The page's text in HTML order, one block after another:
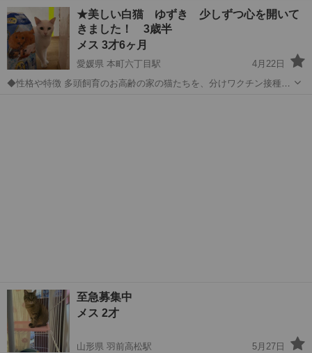
兵庫 宝塚市 山本駅 猫 有無
★美しい白猫 ゆずき 少しずつ心を開いて
きました！ 3歳半
メス 3才6ヶ月
愛媛県 本町六丁目駅
4月22日
◆性格や特徴 多頭飼育のお高齢の家の猫たちを、分けワクチン接種、
至急募集中
メス 2才
山形県 羽前高松駅
5月27日